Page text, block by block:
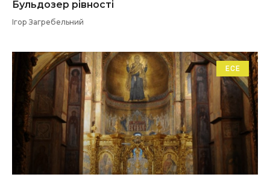
Бульдозер рівності
Ігор Загребельний
ЕСЕ